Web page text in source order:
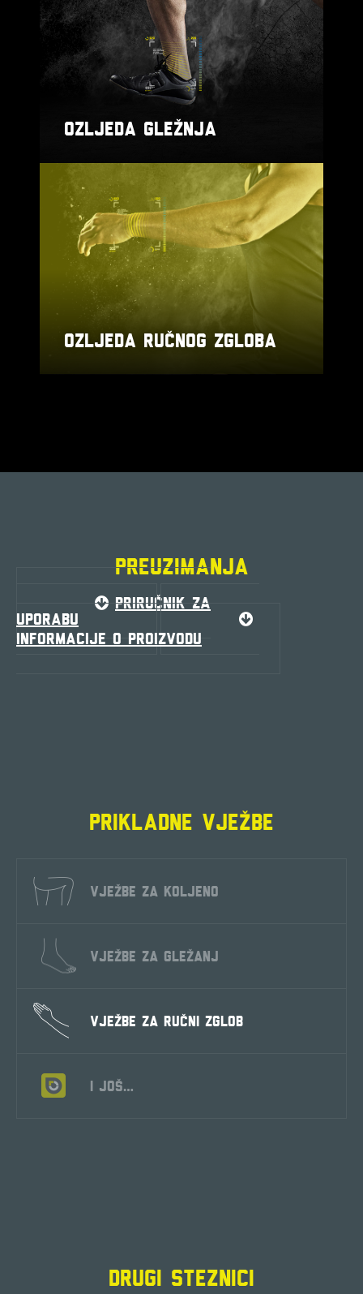
OZLJEDA GLEŽNJA
OZLJEDA RUČNOG ZGLOBA
PREUZIMANJA
PRIRUČNIK ZA
UPORABU
INFORMACIJE O PROIZVODU
PRIKLADNE VJEŽBE
VJEŽBE ZA KOLJENO
VJEŽBE ZA GLEŽANJ
VJEŽBE ZA RUČNI ZGLOB
I JOŠ…
DRUGI STEZNICI